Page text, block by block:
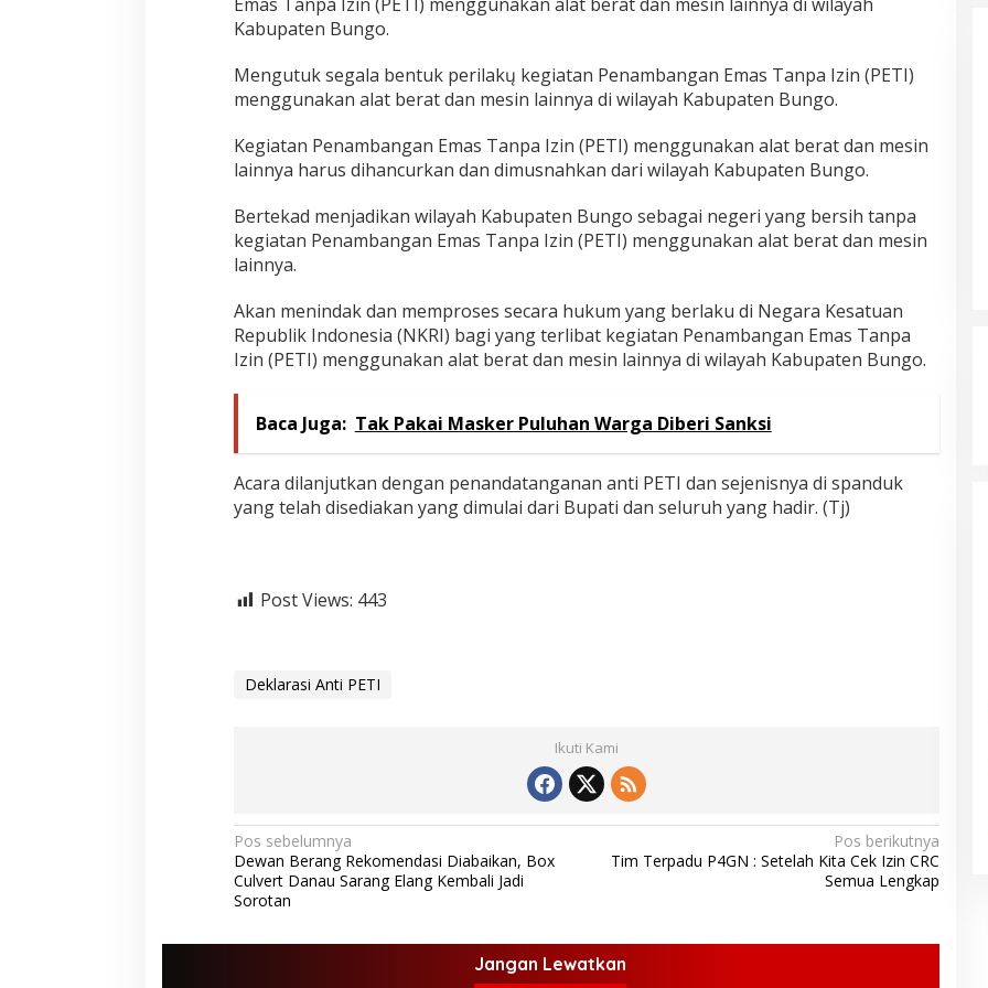
g
k
n
g
Kabupaten Bungo.
Mengutuk segala bentuk perilakų kegiatan Penambangan Emas Tanpa Izin (PETI)
menggunakan alat berat dan mesin lainnya di wilayah Kabupaten Bungo.
‌Kegiatan Penambangan Emas Tanpa Izin (PETI) menggunakan alat berat dan mesin
lainnya harus dihancurkan dan dimusnahkan dari wilayah Kabupaten Bungo.
‌Bertekad menjadikan wilayah Kabupaten Bungo sebagai negeri yang bersih tanpa
kegiatan Penambangan Emas Tanpa Izin (PETI) menggunakan alat berat dan mesin
lainnya.
‌Akan menindak dan memproses secara hukum yang berlaku di Negara Kesatuan
Republik Indonesia (NKRI) bagi yang terlibat kegiatan Penambangan Emas Tanpa
Izin (PETI) menggunakan alat berat dan mesin lainnya di wilayah Kabupaten Bungo.
Baca Juga: Tak Pakai Masker Puluhan Warga Diberi Sanksi
‌Acara dilanjutkan dengan penandatanganan anti PETI dan sejenisnya di spanduk
yang telah disediakan yang dimulai dari Bupati dan seluruh yang hadir. (Tj)
Post Views: 443
Deklarasi Anti PETI
Ikuti Kami
N
a
v
i
Pos sebelumnya
Dewan Berang Rekomendasi Diabaikan, Box
Culvert Danau Sarang Elang Kembali Jadi
Sorotan
Pos berikutnya
Tim Terpadu P4GN : Setelah Kita Cek Izin CRC
Semua Lengkap
Jangan Lewatkan